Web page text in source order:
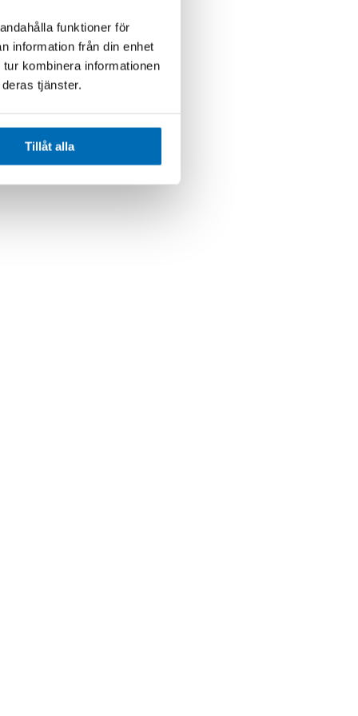
funktioner för
information från din enhet
kombinera informationen
tjänster.
Tillåt alla